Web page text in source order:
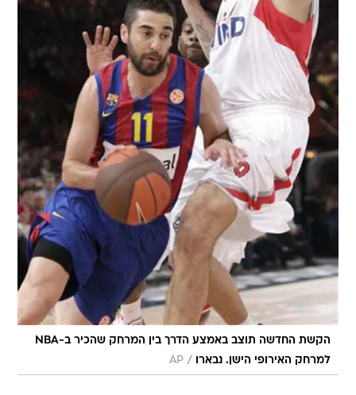
הקשת החדשה תוצב באמצע הדרך בין המרחק שהכיר ב-NBA
למרחק האירופי הישן. נבארו
/
AP